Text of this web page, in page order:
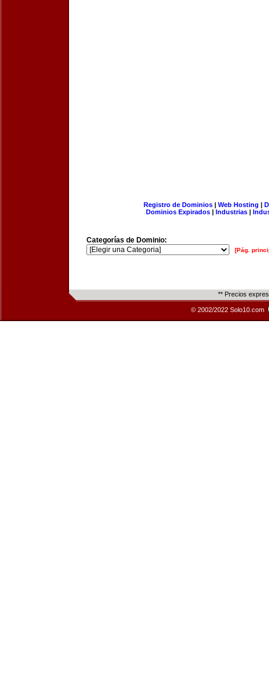
Registro de Dominios| Web Hosting |
Dominios Expirados | Industrias |
Categorías de Dominio:
[Pág.
** Precios
© 2002/2022 Solo10.com